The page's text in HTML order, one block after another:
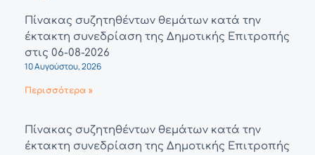
Πίνακας συζητηθέντων θεμάτων κατά την
έκτακτη συνεδρίαση της Δημοτικής Επιτροπής
στις 06-08-2026
10 Αυγούστου, 2026
Περισσότερα »
Πίνακας συζητηθέντων θεμάτων κατά την
έκτακτη συνεδρίαση της Δημοτικής Επιτροπής